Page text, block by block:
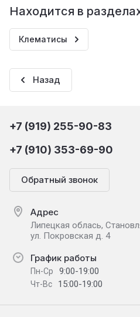
Находится в
Клематисы
Назад
+7 (919) 255-90-83
+7 (910) 353-69-90
Обратный звонок
Адрес
Липецкая облась,
ул. Покровская д. 4
График работы
Пн-Ср 9:00-19:00
Чт-Вс 15:00-19:00